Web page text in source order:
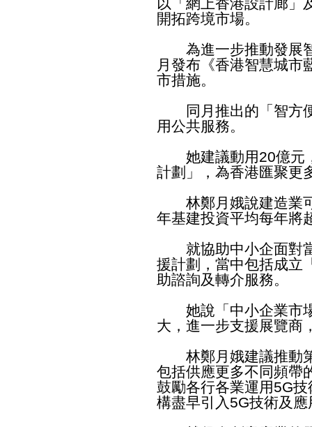
開拓跨境市場。
為進一步推動發展智
月發布《香港智慧城市
市措施。
同月推出的「智方便
用公共服務。
她建議動用20億元
計劃」，為香港匯聚更
林鄭月娥說建造業可
年基建投資平均每年將
就協助中小企面對當
援計劃，當中包括成立
助諮詢及轉介服務。
她說「中小企業市場
大，進一步支援展覽商
林鄭月娥建議推動第
包括供應更多不同頻帶
鼓勵各行各業運用5G
構盡早引入5G技術及應